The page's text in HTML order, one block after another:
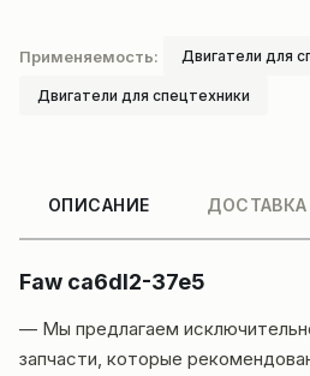
Применяемость: Двигатели для
Двигатели для спецтехники
ОПИСАНИЕ
Faw ca6dl2-37e5
— Мы предлагаем
запчасти, которые